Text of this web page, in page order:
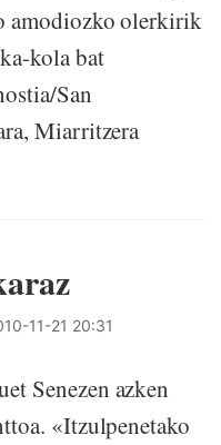
amodiozko olerkirik
kola bat
San
Miarritzera
11-21 20:31
Senezen azken
«Itzulpenetako